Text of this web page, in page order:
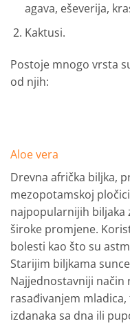
agava, eševerija,
Kaktusi.
Postoje mnogo vrsta
od njih:
Aloe vera
Drevna afrička biljka,
mezopotamskoj
najpopularnijih biljaka
široke promjene.
bolesti kao što su
Starijim biljkama
Najjednostavniji način
rasađivanjem
izdanaka sa dna ili